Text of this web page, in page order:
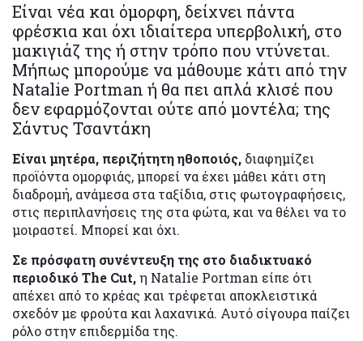
Eίναι νέα και όμορφη, δείχνει πάντα
φρέσκια και όχι ιδιαίτερα υπερβολική, στο
μακιγιάζ της ή στην τρόπο που ντύνεται.
Μήπως μπορούμε να μάθουμε κάτι από την
Natalie Portman ή θα πει απλά κλισέ που
δεν εφαρμόζονται ούτε από μοντέλα; της
Σάντυς Τσαντάκη
Eίναι μητέρα, περιζήτητη ηθοποιός, διαφημίζει
προϊόντα ομορφιάς, μπορεί να έχει μάθει κάτι στη
διαδρομή, ανάμεσα στα ταξίδια, στις φωτογραφήσεις,
στις περιπλανήσεις της στα φώτα, και να θέλει να το
μοιραστεί. Μπορεί και όχι.
Σε πρόσφατη συνέντευξη της στο διαδικτυακό
περιοδικό The Cut,η Natalie Portman είπε ότι
απέχει από το κρέας και τρέφεται αποκλειστικά
σχεδόν με φρούτα και λαχανικά. Αυτό σίγουρα παίζει
ρόλο στην επιδερμίδα της.